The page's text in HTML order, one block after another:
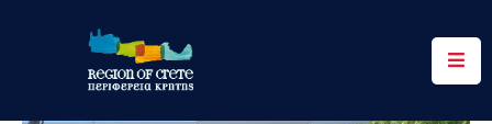
Περιφέρεια